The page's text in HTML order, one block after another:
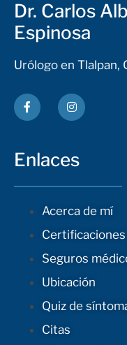
Dr. Carlos
Espinosa
Urólogo en Tlalpan,
Enlaces
Acerca de mí
Certificaciones
Seguros
Ubicación
Quiz de
Citas